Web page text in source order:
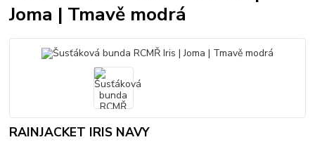
Joma | Tmavě modrá
RAINJACKET IRIS NAVY